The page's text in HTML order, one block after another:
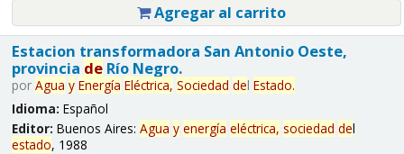
Agregar al carrito
Estacion transformadora San Antonio Oeste,
provincia deRío Negro.
por Agua y Energía Eléctrica, Sociedad del Estado.
Idioma: Español
Editor: Buenos Aires: Agua y energía eléctrica, sociedad del
estado, 1988